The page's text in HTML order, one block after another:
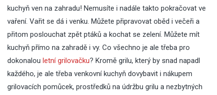
kuchyň ven na zahradu! Nemusíte i nadále takto pokračovat ve
vaření. Vařit se dá i venku. Můžete připravovat oběd i večeři a
přitom poslouchat zpět ptáků a kochat se zelení. Můžete mít
kuchyň přímo na zahradě i vy. Co všechno je ale třeba pro
dokonalou letní grilovačku? Kromě grilu, který by snad napadl
každého, je ale třeba venkovní kuchyň dovybavit i nákupem
grilovacích pomůcek, prostředků na údržbu grilu a nezbytných